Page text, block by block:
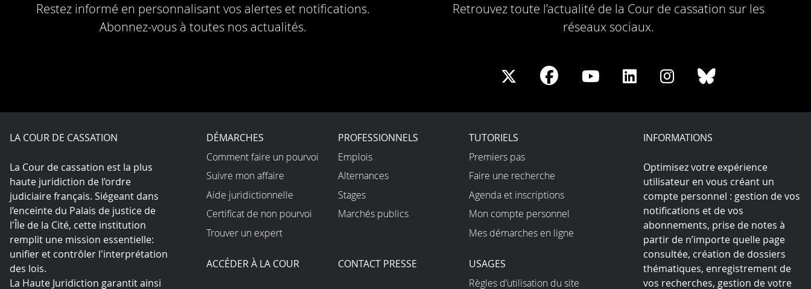
Restez informé en personnalisant vos alertes et notifications.
Abonnez-vous à toutes nos actualités.
Retrouvez toute l’actualité de la Cour de cassation sur les
réseaux sociaux.
Share
X
Share
Facebook
Share
Youtube
Share
LinkedIn
Share
Instagram
Share
Bluesky
LA COUR DE CASSATION
La Cour de cassation est la plus
haute juridiction de l’ordre
judiciaire français. Siégeant dans
l’enceinte du Palais de justice de
l'Île de la Cité, cette institution
remplit une mission essentielle:
unifier et contrôler l'interprétation
des lois.
La Haute Juridiction garantit ainsi
DÉMARCHES
Comment faire un pourvoi
Suivre mon affaire
Aide juridictionnelle
Certificat de non pourvoi
Trouver un expert
PROFESSIONNELS
Emplois
Alternances
Stages
Marchés publics
TUTORIELS
Premiers pas
Faire une recherche
Agenda et inscriptions
Mon compte personnel
Mes démarches en ligne
ACCÉDER À LA COUR CONTACT PRESSE
USAGES
Règles d’utilisation du site
INFORMATIONS
Optimisez votre expérience
utilisateur en vous créant un
compte personnel : gestion de vos
notifications et de vos
abonnements, prise de notes à
partir de n’importe quelle page
consultée, création de dossiers
thématiques, enregistrement de
vos recherches, gestion de votre